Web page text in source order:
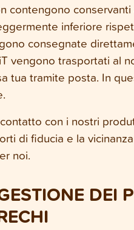
contengono
inferiore
consegnate
vengono trasportati al
tua tramite posta. In
con i nostri
di fiducia e la
noi.
DEI